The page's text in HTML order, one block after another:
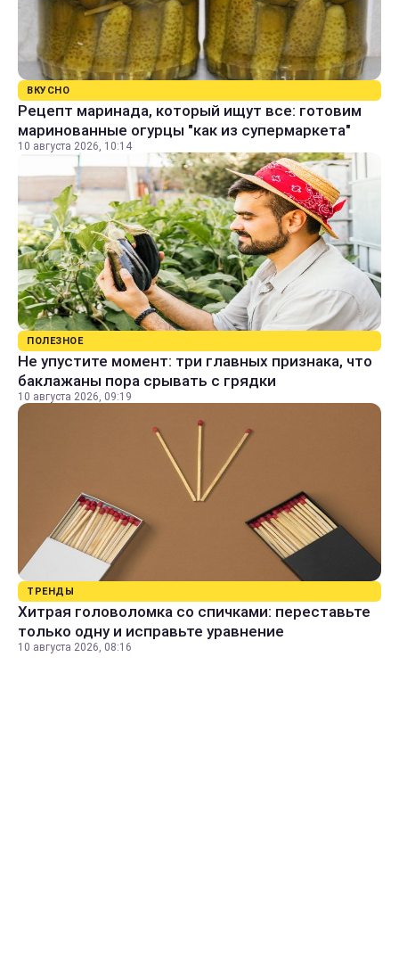
ВКУСНО
Рецепт маринада, который ищут все: готовим
маринованные огурцы "как из супермаркета"
10 августа 2026, 10:14
ПОЛЕЗНОЕ
Не упустите момент: три главных признака, что
баклажаны пора срывать с грядки
10 августа 2026, 09:19
ТРЕНДЫ
Хитрая головоломка со спичками: переставьте
только одну и исправьте уравнение
10 августа 2026, 08:16